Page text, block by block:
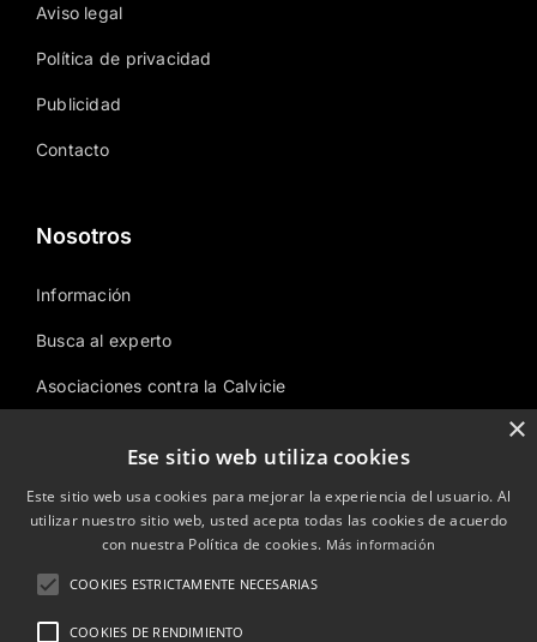
Aviso legal
Política de privacidad
Publicidad
Contacto
Nosotros
Información
Busca al experto
Asociaciones contra la Calvicie
×
Ese sitio web utiliza cookies
Este sitio web usa cookies para mejorar la experiencia del usuario. Al
utilizar nuestro sitio web, usted acepta todas las cookies de acuerdo
con nuestra Política de cookies. Más información
COOKIES ESTRICTAMENTE NECESARIAS
COOKIES DE RENDIMIENTO